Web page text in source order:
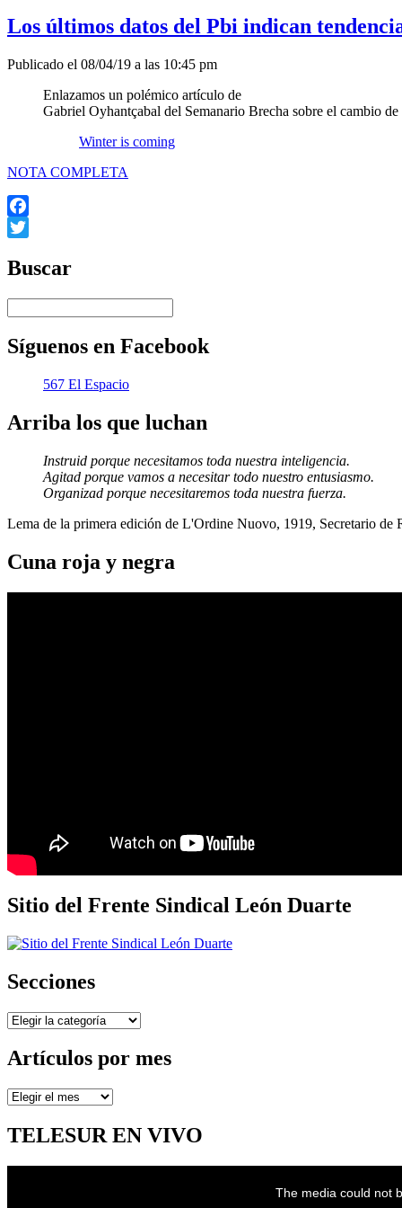
Los últimos datos del Pbi indican
Publicado el 08/04/19 a las 10:45 pm
Enlazamos un polémico artículo de
Gabriel Oyhantçabal del Semanario Brecha sobre el cambio
Winter is coming
NOTA COMPLETA
Facebook
Buscar
Síguenos en Facebook
567 El Espacio
Arriba los que luchan
Instruid porque necesitamos toda nuestra inteligencia.
Agitad porque vamos a necesitar todo nuestro entusiasmo.
Organizad porque necesitaremos toda nuestra fuerza.
Lema de la primera edición de L'Ordine Nuovo, 1919, Secretario de
Cuna roja y negra
Sitio del Frente Sindical León Duarte
Secciones
Secciones
Artículos por mes
Artículos
mes
TELESUR EN VIVO